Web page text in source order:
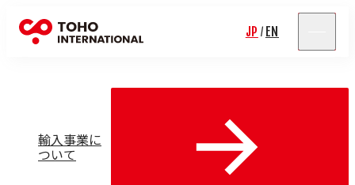
JP / EN
輸入事業
輸入事業に
ついて